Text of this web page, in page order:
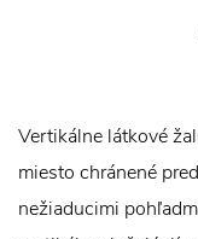
Vertikálne látkové
miesto chránené
nežiaducimi